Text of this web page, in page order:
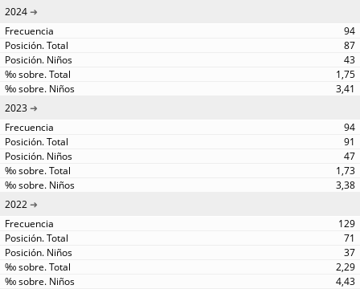
2024
94
87
43
1,75
3,41
2023
94
91
47
1,73
3,38
2022
129
71
37
2,29
4,43